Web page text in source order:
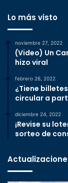
Lo más visto
noviembre 27, 2022
(Video) Un
hizo viral
febrero 26, 2022
¿Tiene
circular a
diciembre 24, 2022
¡Revise su
sorteo de